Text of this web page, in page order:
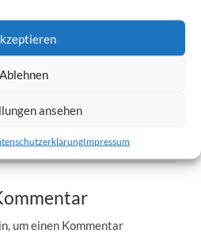
Ablehnen
ansehen
Impressum
um einen Kommentar